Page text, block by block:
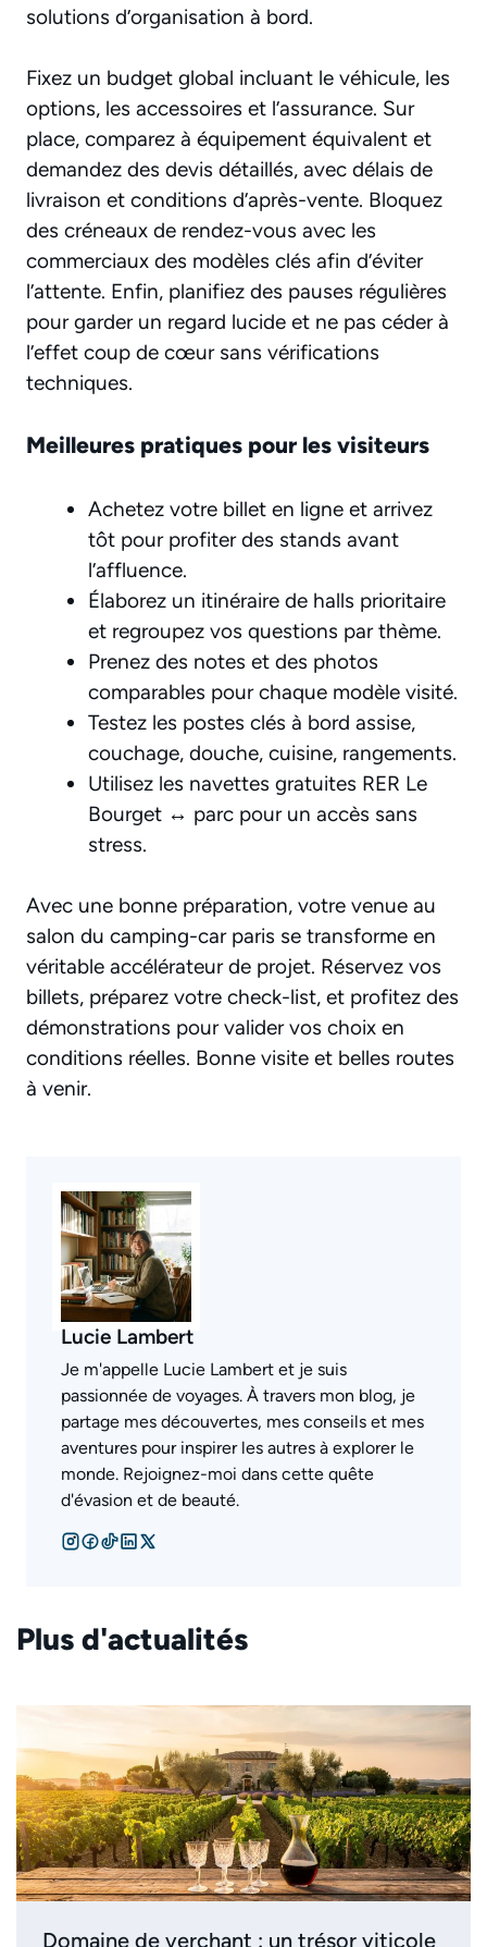
solutions d’organisation à bord.
Fixez un budget global incluant le véhicule, les
options, les accessoires et l’assurance. Sur
place, comparez à équipement équivalent et
demandez des devis détaillés, avec délais de
livraison et conditions d’après-vente. Bloquez
des créneaux de rendez-vous avec les
commerciaux des modèles clés afin d’éviter
l’attente. Enfin, planifiez des pauses régulières
pour garder un regard lucide et ne pas céder à
l’effet coup de cœur sans vérifications
techniques.
Meilleures pratiques pour les visiteurs
Achetez votre billet en ligne et arrivez
tôt pour profiter des stands avant
l’affluence.
Élaborez un itinéraire de halls prioritaire
et regroupez vos questions par thème.
Prenez des notes et des photos
comparables pour chaque modèle visité.
Testez les postes clés à bord assise,
couchage, douche, cuisine, rangements.
Utilisez les navettes gratuites RER Le
Bourget ↔ parc pour un accès sans
stress.
Avec une bonne préparation, votre venue au
salon du camping-car paris se transforme en
véritable accélérateur de projet. Réservez vos
billets, préparez votre check-list, et profitez des
démonstrations pour valider vos choix en
conditions réelles. Bonne visite et belles routes
à venir.
Lucie Lambert
Je m'appelle Lucie Lambert et je suis
passionnée de voyages. À travers mon blog, je
partage mes découvertes, mes conseils et mes
aventures pour inspirer les autres à explorer le
monde. Rejoignez-moi dans cette quête
d'évasion et de beauté.
Plus d'actualités
Domaine de verchant : un trésor viticole